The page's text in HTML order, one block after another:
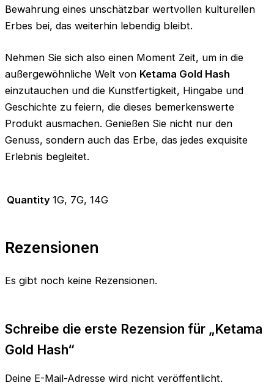
Bewahrung eines unschätzbar wertvollen kulturellen
Erbes bei, das weiterhin lebendig bleibt.
Nehmen Sie sich also einen Moment Zeit, um in die
außergewöhnliche Welt von Ketama Gold Hash
einzutauchen und die Kunstfertigkeit, Hingabe und
Geschichte zu feiern, die dieses bemerkenswerte
Produkt ausmachen. Genießen Sie nicht nur den
Genuss, sondern auch das Erbe, das jedes exquisite
Erlebnis begleitet.
Quantity 1G, 7G, 14G
Rezensionen
Es gibt noch keine Rezensionen.
Schreibe die erste Rezension für „Ketama
Gold Hash“
Deine E-Mail-Adresse wird nicht veröffentlicht.